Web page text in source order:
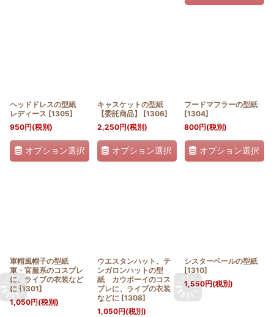
ヘッドドレスの型紙
レディース [1305]
950円(税別)
オプション選択
キャスケットの型紙
【委託商品】
[1306]
2,250円(税別)
オプション選択
フードマフラーの型紙
[1304]
800円(税別)
オプション選択
軍帽風帽子の型紙
軍・官服系のコスプレ
に、ライブの衣装など
に [1301]
1,050円(税別)
ウエスタンハット、テ
ンガロンハットの型
紙 カウボーイのコス
プレに、ライブの衣装
などに [1308]
1,050円(税別)
シスターベールの型紙
[1310]
1,550円(税別)